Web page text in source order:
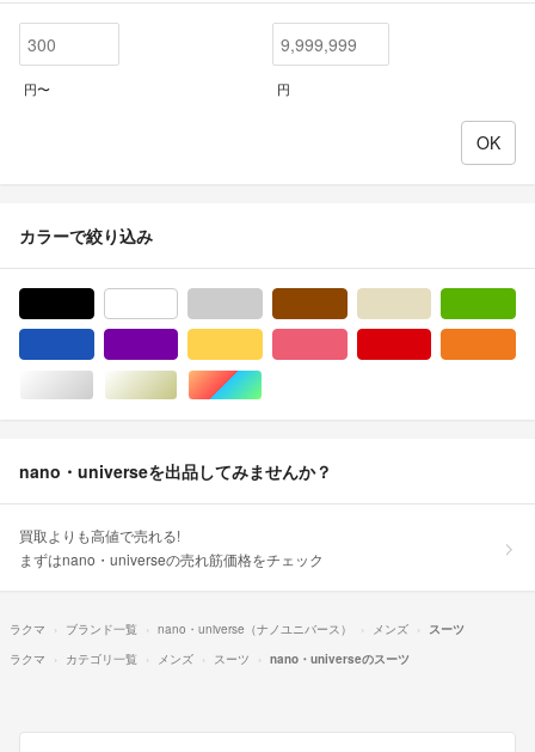
円〜 円
カラーで絞り込み
シルバー/銀色系ゴールド/金色系マルチカラー
nano・universeを出品してみませんか？
買取よりも高値で売れる!
まずはnano・universeの売れ筋価格をチェック
ラクマ ブランド一覧 nano・universe（ナノユニバース） メンズ
スーツ
ラクマ
カテゴリ一覧 メンズ スーツ nano・universeのスーツ